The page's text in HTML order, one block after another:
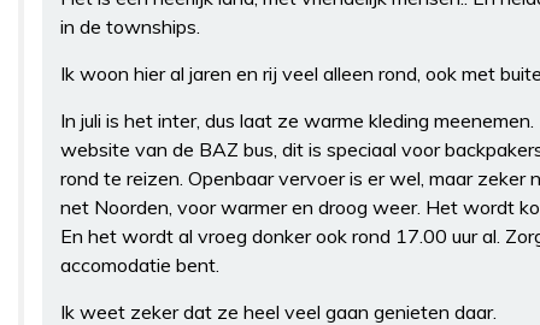
in de townships.
Ik woon hier al jaren en rij veel alleen rond, ook met
In juli is het inter, dus laat ze warme kleding
website van de BAZ bus, dit is speciaal voor
rond te reizen. Openbaar vervoer is er wel, maar zeker
net Noorden, voor warmer en droog weer. Het wordt
En het wordt al vroeg donker ook rond 17.00 uur al.
accomodatie bent.
Ik weet zeker dat ze heel veel gaan genieten daar.